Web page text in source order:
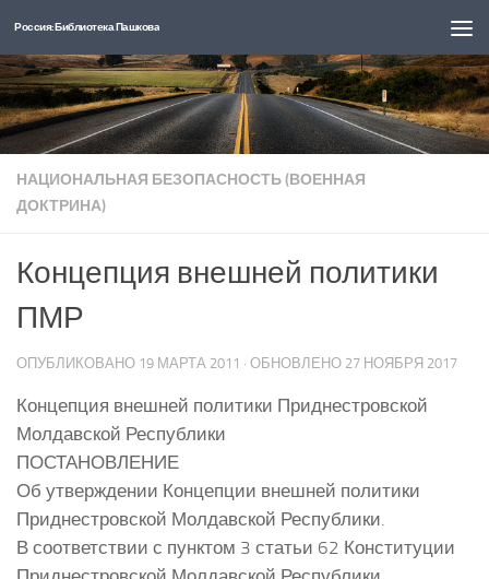
Перейти к содержимому
Россия: Библиотека Пашкова
НАЦИОНАЛЬНАЯ БЕЗОПАСНОСТЬ (ВОЕННАЯ
ДОКТРИНА)
Концепция внешней политики
ПМР
ОПУБЛИКОВАНО 19 МАРТА 2011 · ОБНОВЛЕНО 27 НОЯБРЯ 2017
Концепция внешней политики Приднестровской
Молдавской Республики
ПОСТАНОВЛЕНИЕ
Об утверждении Концепции внешней политики
Приднестровской Молдавской Республики.
В соответствии с пунктом 3 статьи 62 Конституции